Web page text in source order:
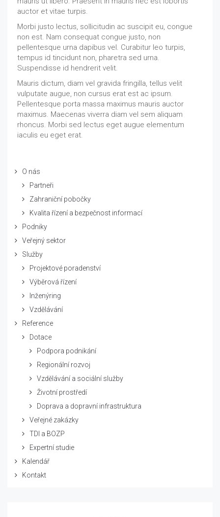
auctor et vitae turpis.
Morbi justo lectus, sollicitudin ac suscipit eu, congue
non est. Nam consequat congue justo, non
pellentesque urna dapibus vel. Curabitur leo turpis,
tempus id tincidunt non, pharetra sed urna.
Suspendisse id hendrerit velit.
Mauris dictum, diam vel gravida fringilla, tellus velit
vulputate augue, non cursus erat est ac ipsum.
Pellentesque porta massa maximus mauris auctor
maximus. Maecenas viverra diam vel sem aliquam
rhoncus. Morbi sed lectus eget augue elementum
iaculis eu eget erat.
O nás
Partneři
Zahraniční pobočky
Kvalita řízení a bezpečnost informací
Podniky
Veřejný sektor
Služby
Projektové poradenství
Výběrová řízení
Inženýring
Vzdělávání
Reference
Dotace
Podpora podnikání
Regionální rozvoj
Vzdělávání a sociální služby
Životní prostředí
Doprava a dopravní infrastruktura
Veřejné zakázky
TDI a BOZP
Expertní studie
Kalendář
Kontakt